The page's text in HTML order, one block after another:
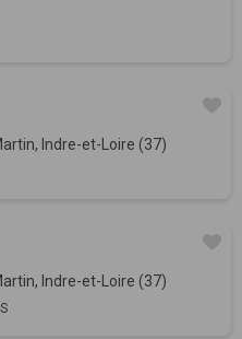
Indre-et-Loire (37)
Indre-et-Loire (37)